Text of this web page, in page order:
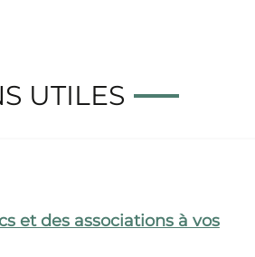
UTILES
et des associations à vos